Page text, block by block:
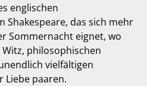
englischen
Shakespeare, das sich mehr
Sommernacht eignet, wo
philosophischen
vielfältigen
Liebe paaren.